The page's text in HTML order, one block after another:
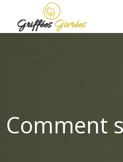
Comment